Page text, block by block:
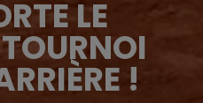
LE
!